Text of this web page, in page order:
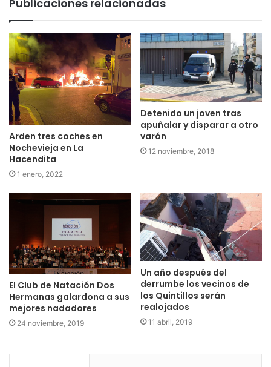
Publicaciones relacionadas
Arden tres coches en
Nochevieja en La
Hacendita
1 enero, 2022
Detenido un joven tras
apuñalar y disparar a otro
varón
12 noviembre, 2018
El Club de Natación Dos
Hermanas galardona a sus
mejores nadadores
24 noviembre, 2019
Un año después del
derrumbe los vecinos de
los Quintillos serán
realojados
11 abril, 2019